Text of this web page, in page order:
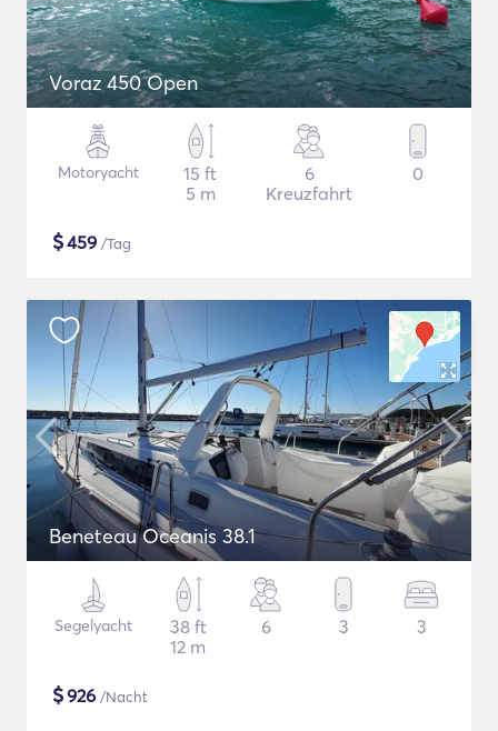
Voraz 450 Open
Motoryacht
15 ft
5 m
6
Kreuzfahrt
0
$459 /Tag
Beneteau Oceanis 38.1
Segelyacht
38 ft
12 m
6 3 3
$926 /Nacht